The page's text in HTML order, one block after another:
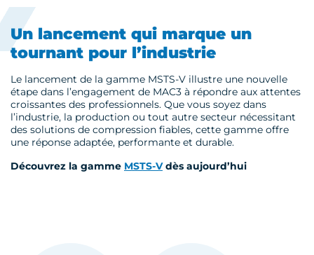
Un lancement qui marque un
tournant pour l’industrie
Le lancement de la gamme MSTS-V illustre une nouvelle
étape dans l’engagement de MAC3 à répondre aux attentes
croissantes des professionnels. Que vous soyez dans
l’industrie, la production ou tout autre secteur nécessitant
des solutions de compression fiables, cette gamme offre
une réponse adaptée, performante et durable.
Découvrez la gamme MSTS-Vdès aujourd’hui